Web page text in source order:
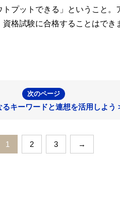
トプットできる」ということ
格試験に合格することはでき
次のページ
るキーワードと連想を活用しよう
1 2 3 →